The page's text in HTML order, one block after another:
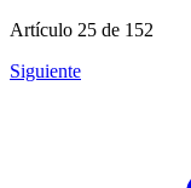
Artículo 25 de 152
Siguiente